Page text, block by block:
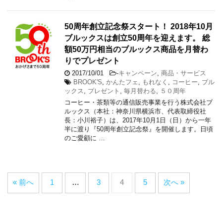
50周年創立記念祭スタート！ 2018年10月
ブルックスは創立50周年を迎えます。 総
額50万円相当のブルックス商品を月替わ
りでプレゼント
2017/10/01 -キャンペーン 商品・サービス
BROOK'S かんたフェ もれなく コーヒー
ブル
ックス
プレゼント 毎月替わる
５０周年
コーヒー・茶類等の通信販売事業を行う株式会社ブ
ルックス（本社：神奈川県横浜市、代表取締役社
長：小川裕子）は、2017年10月1日（日）から一年
半に渡り『50周年創立記念祭』を開催します。日頃
のご愛顧に …
« 前へ 1 … 3 4 5 次へ »